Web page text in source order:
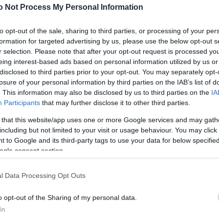
Not Process My Personal Information
opt-out of the sale, sharing to third parties, or processing of your
for targeted advertising by us, please use the below opt-out
selection. Please note that after your opt-out request is processed
interest-based ads based on personal information utilized by us
to third parties prior to your opt-out. You may separately
of your personal information by third parties on the IAB’s list of
This information may also be disclosed by us to third parties on the
Participants that may further disclose it to other third parties.
that this website/app uses one or more Google services and may
but not limited to your visit or usage behaviour. You may
to Google and its third-party tags to use your data for below
consent section.
Data Processing Opt Outs
opt-out of the Sharing of my personal data.
και Μάρκος Σεφερλής στην κορυφή τη
σεζόν
λάθος να αναφερόμαστε στα νούμερα για την
σειρές πρώτες στην επιλογή των
All Star – «Για κάποιους τους φαίνεται